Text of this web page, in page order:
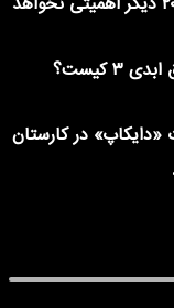
کیست؟
«دایکاپ» در کارستان